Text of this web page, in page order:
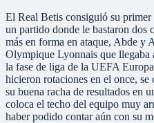
El Real Betis consiguió su
un partido donde le bastaron dos
más en forma en ataque, Abde y
Olympique Lyonnais que llegaba
la fase de liga de la UEFA
hicieron rotaciones en el once,
su buena racha de resultados en
coloca el techo del equipo muy
haber podido contar aún con su